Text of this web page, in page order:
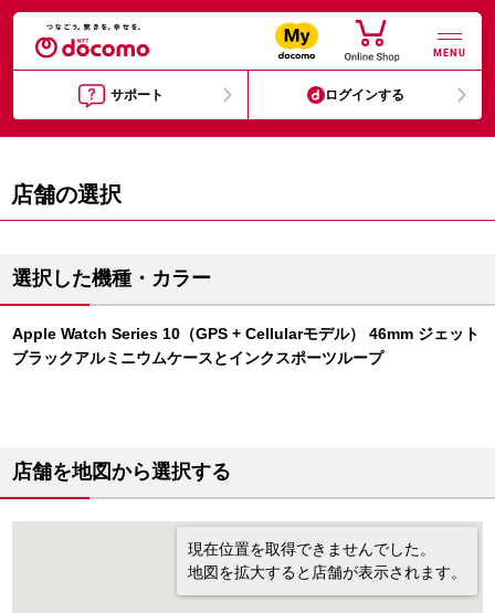
MENU
サポート ログインする
店舗の選択
選択した機種・カラー
Apple Watch Series 10（GPS + Cellularモデル） 46mm ジェット
ブラックアルミニウムケースとインクスポーツループ
店舗を地図から選択する
現在位置を取得できませんでした。
地図を拡大すると店舗が表示されます。